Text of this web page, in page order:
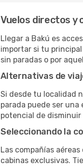
Vuelos directos y
Llegar a Bakú es
importar si tu
sin paradas o por
Alternativas de
Si desde tu localidad
parada puede ser
potencial de
Seleccionando la
Las compañías
cabinas exclusivas.